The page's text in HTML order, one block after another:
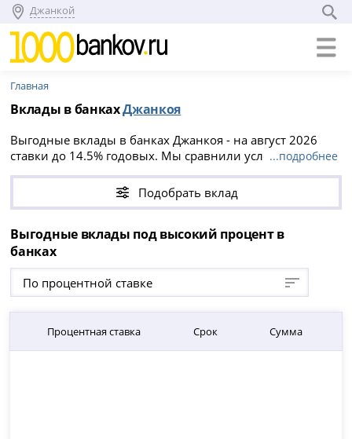
Джанкой
Главная
Вклады в банкахДжанкоя
Выгодные вклады в банках Джанкоя - на август 2026
ставки до 14.5% годовых. Мы сравнили условия всех
вкладов в Джанкое, вы можете положить деньги на срок
от 1 до 5760 дней, минимальная сумма вклада от 1 000
₽.
...подробнее
Подобрать вклад
Выгодные вклады под высокий процент в
банках
По процентной ставке
Процентная ставка Срок Сумма